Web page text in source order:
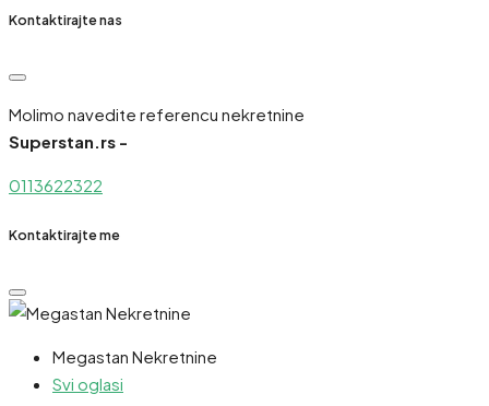
Kontaktirajte nas
Molimo navedite referencu nekretnine
Superstan.rs -
0113622322
Kontaktirajte me
Megastan Nekretnine
Svi oglasi